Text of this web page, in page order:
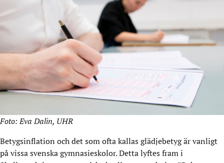
Foto: Eva Dalin, UHR
Betygsinflation och det som ofta kallas glädjebetyg är vanligt
på vissa svenska gymnasieskolor. Detta lyftes fram i